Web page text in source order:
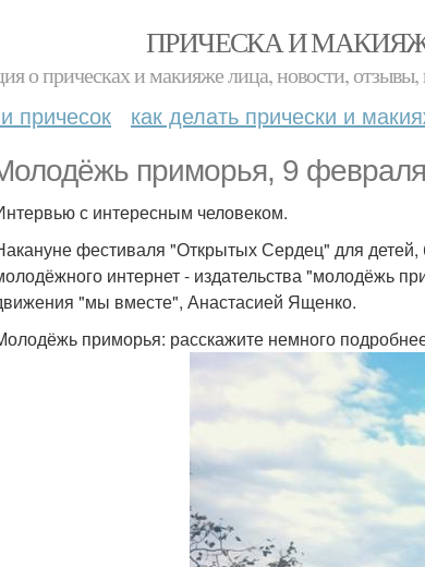
ПРИЧЕСКА И
о прическах и макияже лица, новости,
причесок как делать прически и
приморья, 9
с интересным человеком.
фестиваля "Открытых Сердец" для
интернет - издательства "молодёжь
"мы вместе", Анастасией Ященко.
приморья: расскажите немного